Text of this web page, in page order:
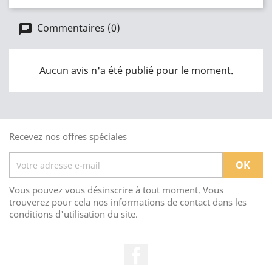
Commentaires (0)
Aucun avis n'a été publié pour le moment.
Recevez nos offres spéciales
Vous pouvez vous désinscrire à tout moment. Vous
trouverez pour cela nos informations de contact dans les
conditions d'utilisation du site.